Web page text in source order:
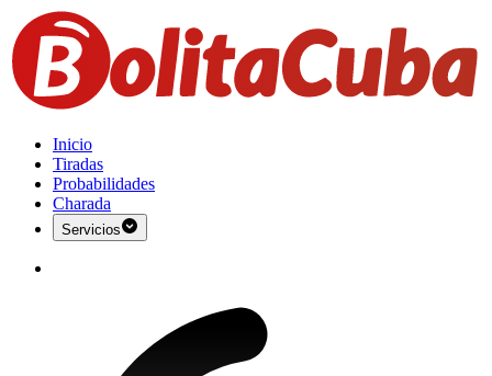
Inicio
Tiradas
Probabilidades
Charada
Servicios